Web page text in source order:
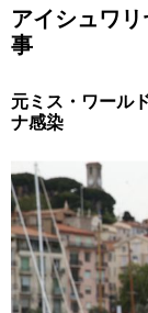
アイシュワ
事
元ミス・ワール
ナ感染